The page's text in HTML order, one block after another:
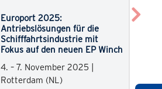
Europort 2025:
Antriebslösungen für die
Schifffahrtsindustrie mit
Fokus auf den neuen EP Winch
4. – 7. November 2025 |
Rotterdam (NL)